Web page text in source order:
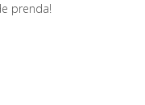
prenda!